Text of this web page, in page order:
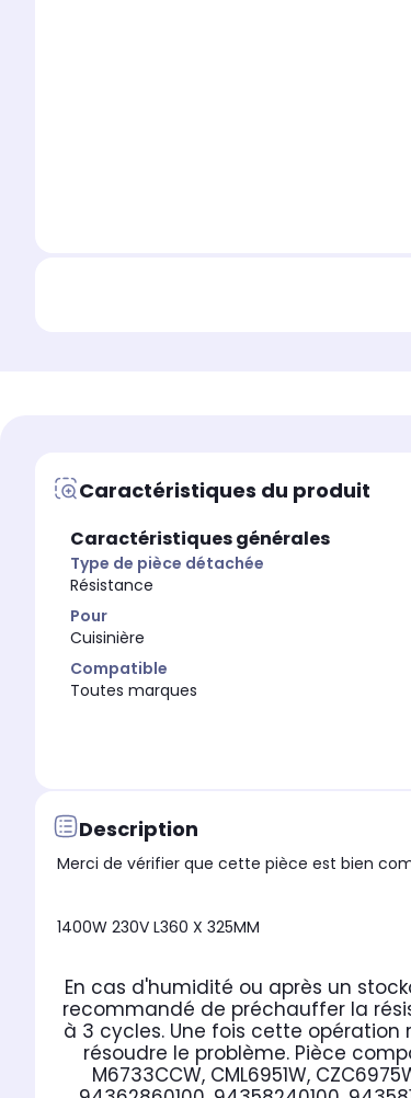
Caractéristiques du produit
Caractéristiques générales
Type de pièce détachée
Résistance
Pour
Cuisinière
Compatible
Toutes marques
Description
Merci de vérifier que cette pièce est bien
1400W 230V L360 X 325MM
En cas d'humidité ou après un
recommandé de préchauffer la
à 3 cycles. Une fois cette
résoudre le problème. Pièce
M6733CCW, CML6951W,